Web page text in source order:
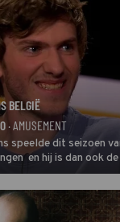
BELGIË
· AMUSEMENT
speelde dit seizoen
en hij is dan ook
er is Nederlandse
plaats aan de